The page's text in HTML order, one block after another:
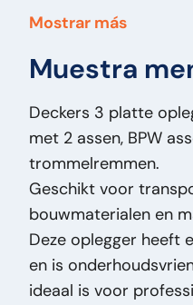
Año de fabricación:
Carrocería:Platte
Frenado:J
Matrícula:LNS75X
Capacidad de carga
País:nl
Ancho de banda de
Masa (kg):6.500
Marca:DECKERS
Modelo original:3
Mostrar más
Muestra
Deckers 3 platte
met 2 assen, BPW
trommelremmen.
Geschikt voor
bouwmaterialen en
Deze oplegger heeft
en is
ideaal is voor